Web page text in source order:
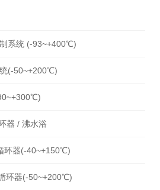
系统 (-93~+400℃)
(-50~+200℃)
器 / 沸水浴
环器(-40~+150℃)
环器(-50~+200℃)